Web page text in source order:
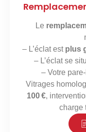
Le
– L’éclat est plus
– L’éclat se
– Votre
Vitrages
100 €,
charge